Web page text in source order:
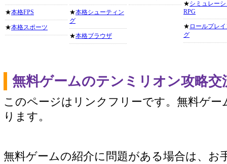
★本格FPS
★本格スポーツ
★本格シューティン
グ
★本格ブラウザ
★シミュレー
RPG
★ ロールプレ
グ
無料ゲームのテンミリオン攻略
このページはリンクフリーです。無料ゲー
ります。
無料ゲームの紹介に問題がある場合は、お